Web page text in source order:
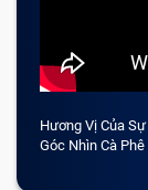
Hương Vị Của
Góc Nhìn Cà Phê